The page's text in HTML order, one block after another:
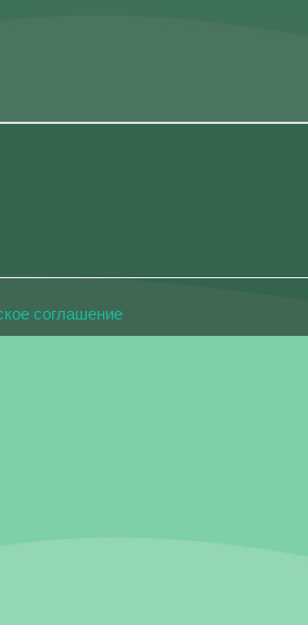
соглашение